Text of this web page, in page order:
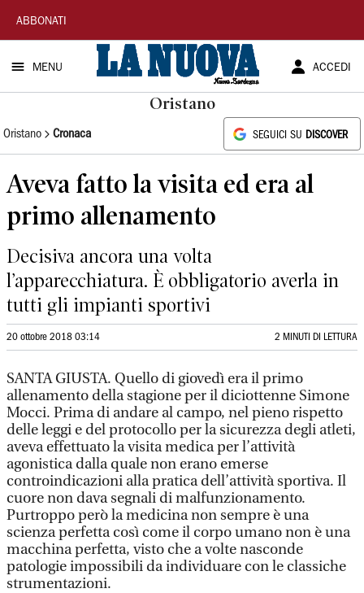
La
Nuova
Sardegna
ABBONATI
MENU ACCEDI
Oristano
Oristano Cronaca SEGUICI SU DISCOVER
Aveva fatto la visita ed era al
primo allenamento
Decisiva ancora una volta
l’apparecchiatura. È obbligatorio averla in
tutti gli impianti sportivi
20 ottobre 2018 03:14 2 MINUTI DI LETTURA
SANTA GIUSTA. Quello di giovedì era il primo
allenamento della stagione per il diciottenne Simone
Mocci. Prima di andare al campo, nel pieno rispetto
delle leggi e del protocollo per la sicurezza degli atleti,
aveva effettuato la visita medica per l’attività
agonistica dalla quale non erano emerse
controindicazioni alla pratica dell’attività sportiva. Il
cuore non dava segnali di malfunzionamento.
Purtroppo però la medicina non sempre è una
scienza perfetta così come il corpo umano non è una
macchina perfetta, visto che a volte nasconde
patologie impossibili da individuare con le classiche
strumentazioni.